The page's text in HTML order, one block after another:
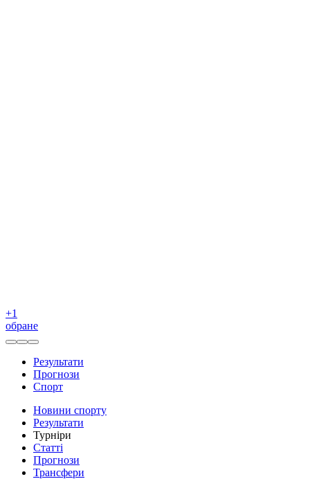
+1
обране
Результати
Прогнози
Спорт
Новини спорту
Результати
Турніри
Статті
Прогнози
Трансфери